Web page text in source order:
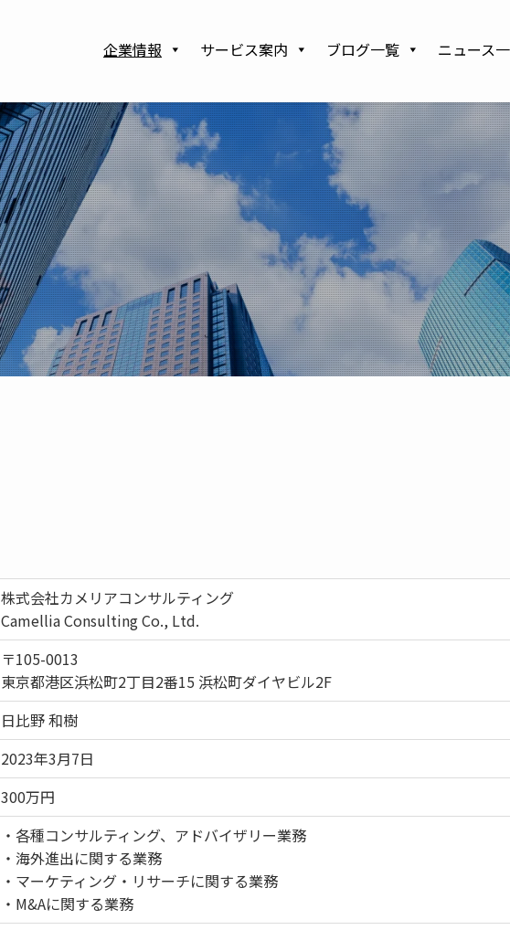
企業情報 サービス案内 ブログ一覧 ニュース
株式会社カメリアコンサルティング
Camellia Consulting Co., Ltd.
〒105-0013
東京都港区浜松町2丁目2番15 浜松町ダイヤビル2F
日比野 和樹
2023年3月7日
300万円
・各種コンサルティング、アドバイザリー業務
・海外進出に関する業務
・マーケティング・リサーチに関する業務
・M&Aに関する業務